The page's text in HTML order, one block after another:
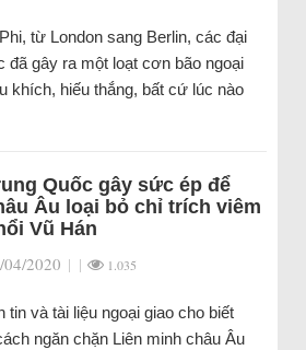
từ London sang Berlin, các đại
đã gây ra một loạt cơn bão ngoại
khích, hiếu thắng, bất cứ lúc nào
Quốc gây sức ép để
Âu loại bỏ chỉ trích viêm
Vũ Hán
04/2020 | | 1.035
tin và tài liệu ngoại giao cho biết
ngăn chặn Liên minh châu Âu